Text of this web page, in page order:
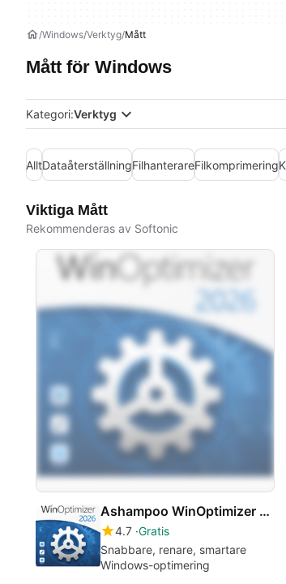
Windows Verktyg Mått
Mått för Windows
Kategori:Verktyg
AlltDataåterställningFilhanterareFilkomprimering
Viktiga Mått
Rekommenderas av Softonic
Ashampoo WinOptimizer 2026
4.7 Gratis
Snabbare, renare, smartare
Windows-optimering